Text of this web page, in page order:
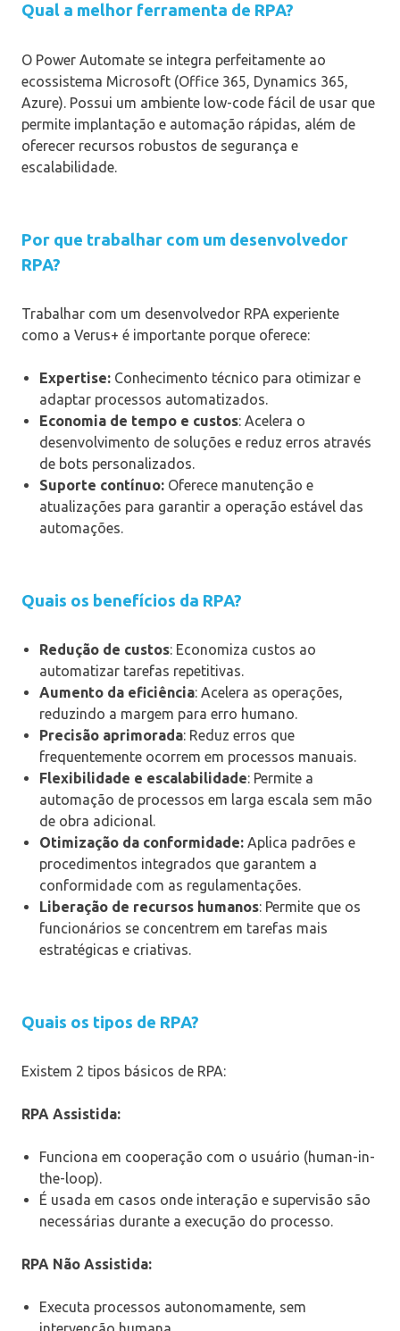
Qual a melhor ferramenta de RPA?
O Power Automate se integra perfeitamente ao
ecossistema Microsoft (Office 365, Dynamics 365,
Azure). Possui um ambiente low-code fácil de usar que
permite implantação e automação rápidas, além de
oferecer recursos robustos de segurança e
escalabilidade.
Por que trabalhar com um desenvolvedor
RPA?
Trabalhar com um desenvolvedor RPA experiente
como a Verus+ é importante porque oferece:
Expertise: Conhecimento técnico para otimizar e
adaptar processos automatizados.
Economia de tempo e custos: Acelera o
desenvolvimento de soluções e reduz erros através
de bots personalizados.
Suporte contínuo: Oferece manutenção e
atualizações para garantir a operação estável das
automações.
Quais os benefícios da RPA?
Redução de custos: Economiza custos ao
automatizar tarefas repetitivas.
Aumento da eficiência: Acelera as operações,
reduzindo a margem para erro humano.
Precisão aprimorada: Reduz erros que
frequentemente ocorrem em processos manuais.
Flexibilidade e escalabilidade: Permite a
automação de processos em larga escala sem mão
de obra adicional.
Otimização da conformidade: Aplica padrões e
procedimentos integrados que garantem a
conformidade com as regulamentações.
Liberação de recursos humanos: Permite que os
funcionários se concentrem em tarefas mais
estratégicas e criativas.
Quais os tipos de RPA?
Existem 2 tipos básicos de RPA:
RPA Assistida:
Funciona em cooperação com o usuário (human-in-
the-loop).
É usada em casos onde interação e supervisão são
necessárias durante a execução do processo.
RPA Não Assistida:
Executa processos autonomamente, sem